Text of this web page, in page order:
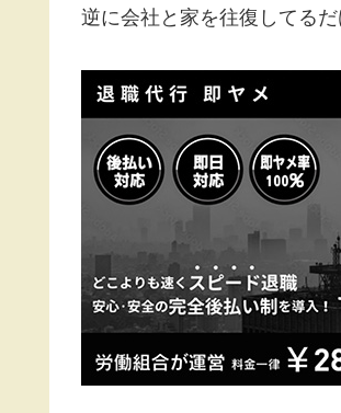
逆に会社と家を往復してる